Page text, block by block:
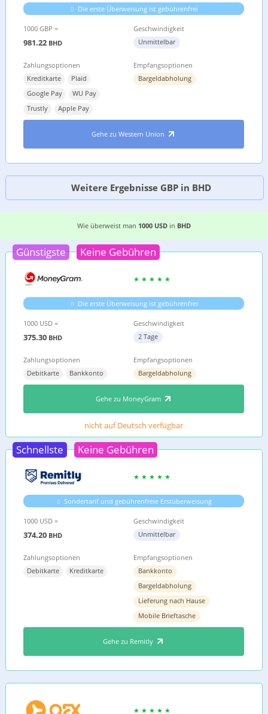
Die erste Überweisung ist gebührenfrei
1000 GBP =
981.22 BHD
Geschwindigkeit
Unmittelbar
Zahlungsoptionen
Kreditkarte
Plaid
Google Pay
WU Pay
Trustly
Apple Pay
Empfangsoptionen
Bargeldabholung
Gehe zu Western Union
Weitere Ergebnisse GBP in BHD
DIE 3 EINFACHSTEN MÖGLICHKEITEN, GELD VON
Wie überweist man 1000 USD in BHD
Günstigste Keine Gebühren
Die erste Überweisung ist gebührenfrei
1000 USD =
375.30 BHD
Geschwindigkeit
2 Tage
Zahlungsoptionen
Debitkarte
Bankkonto
Empfangsoptionen
Bargeldabholung
Gehe zu MoneyGram
nicht auf Deutsch verfügbar
Schnellste Keine Gebühren
Sondertarif und gebührenfreie Erstüberweisung
1000 USD =
374.20 BHD
Geschwindigkeit
Unmittelbar
Zahlungsoptionen
Debitkarte
Kreditkarte
Empfangsoptionen
Bankkonto
Bargeldabholung
Lieferung nach Hause
Mobile Brieftasche
Gehe zu Remitly